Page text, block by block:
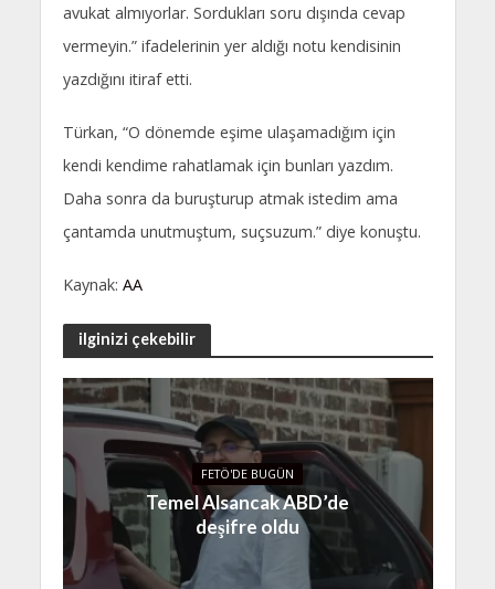
avukat almıyorlar. Sordukları soru dışında cevap
vermeyin.” ifadelerinin yer aldığı notu kendisinin
yazdığını itiraf etti.
Türkan, “O dönemde eşime ulaşamadığım için
kendi kendime rahatlamak için bunları yazdım.
Daha sonra da buruşturup atmak istedim ama
çantamda unutmuştum, suçsuzum.” diye konuştu.
Kaynak: AA
ilginizi çekebilir
FETÖ'DE BUGÜN
Temel Alsancak ABD’de
deşifre oldu